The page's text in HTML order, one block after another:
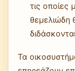
τις οποίες
θεμελιώδη
Τα